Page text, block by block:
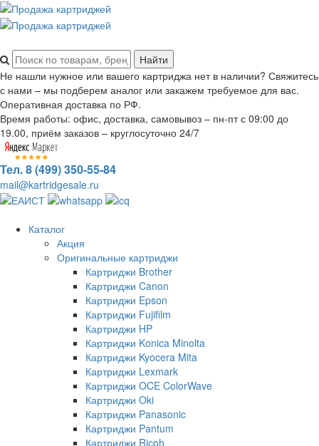
Не нашли нужное или вашего картриджа нет в наличии? Свяжитесь
с нами – мы подберем аналог или закажем требуемое для вас.
Оперативная доставка по РФ.
Время работы: офис, доставка, самовывоз – пн-пт с 09:00 до
19.00, приём заказов – круглосуточно 24/7
Тел. 8 (499) 350-55-84
mail@kartridgesale.ru
Каталог
Акция
Оригинальные картриджи
Картриджи Brother
Картриджи Canon
Картриджи Epson
Картриджи Fujifilm
Картриджи HP
Картриджи Konica Minolta
Картриджи Kyocera Mita
Картриджи Lexmark
Картриджи OCE ColorWave
Картриджи Oki
Картриджи Panasonic
Картриджи Pantum
Картриджи Ricoh